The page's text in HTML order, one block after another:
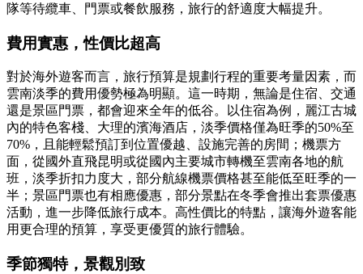
隊等待纜車、門票或餐飲服務，旅行的舒適度大幅提升。
費用實惠，性價比超高
對於海外遊客而言，旅行預算是規劃行程的重要考量因素，而
雲南淡季的費用優勢極為明顯。這一時期，無論是住宿、交通
還是景區門票，都會迎來全年的低谷。以住宿為例，麗江古城
內的特色客棧、大理的濱海酒店，淡季價格僅為旺季的50%至
70%，且能輕鬆預訂到位置優越、設施完善的房間；機票方
面，從國外直飛昆明或從國內主要城市轉機至雲南各地的航
班，淡季折扣力度大，部分航線機票價格甚至能低至旺季的一
半；景區門票也有相應優惠，部分景點在冬季會推出套票優惠
活動，進一步降低旅行成本。高性價比的特點，讓海外遊客能
用更合理的預算，享受更優質的旅行體驗。
季節獨特，景觀別致